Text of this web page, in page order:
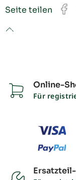
Seite teilen
to top
Online-
Für